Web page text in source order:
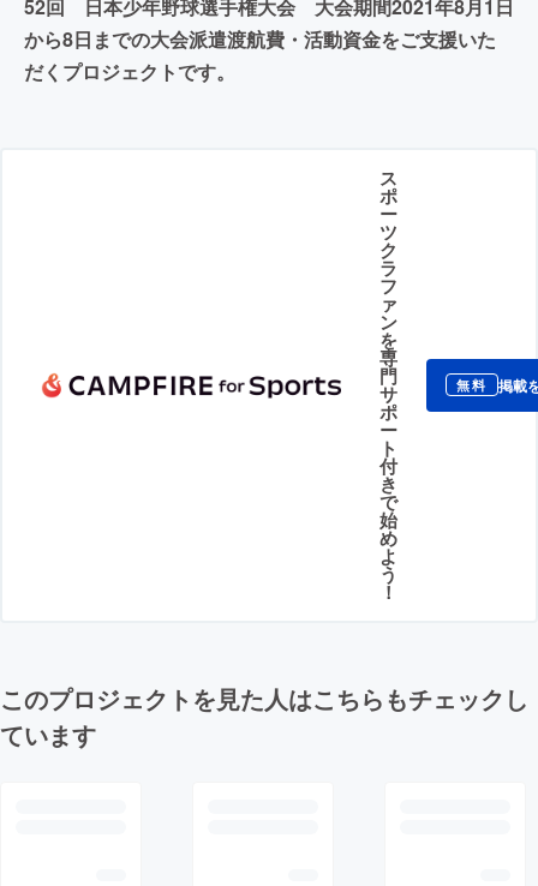
52回 日本少年野球選手権大会 大会期間2021年8月1日
から8日までの大会派遣渡航費・活動資金をご支援いた
だくプロジェクトです。
ス
ポ
ー
ツ
ク
ラ
フ
ァ
ン
を
専
門
サ
ポ
ー
ト
付
き
で
始
め
よ
う
！
無料 掲載
このプロジェクトを見た人はこちらもチェックし
ています